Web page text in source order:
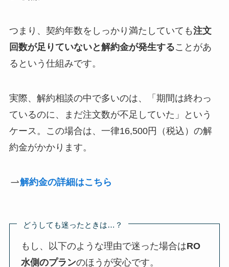
つまり、契約年数をしっかり満たしていても注文
回数が足りていないと解約金が発生することがあ
るという仕組みです。
実際、解約相談の中で多いのは、「期間は終わっ
ているのに、まだ注文数が不足していた」という
ケース。この場合は、一律16,500円（税込）の解
約金がかかります。
解約金の詳細はこちら
どうしても迷ったときは…？
もし、以下のような理由で迷った場合はRO
水側のプランのほうが安心です。